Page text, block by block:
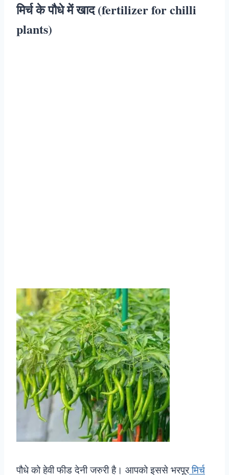
मिर्च के पौधे में खाद (fertilizer for chilli
plants)
पौधे को हेवी फीड देनी जरुरी है। आपको इससे भरपूरमिर्च